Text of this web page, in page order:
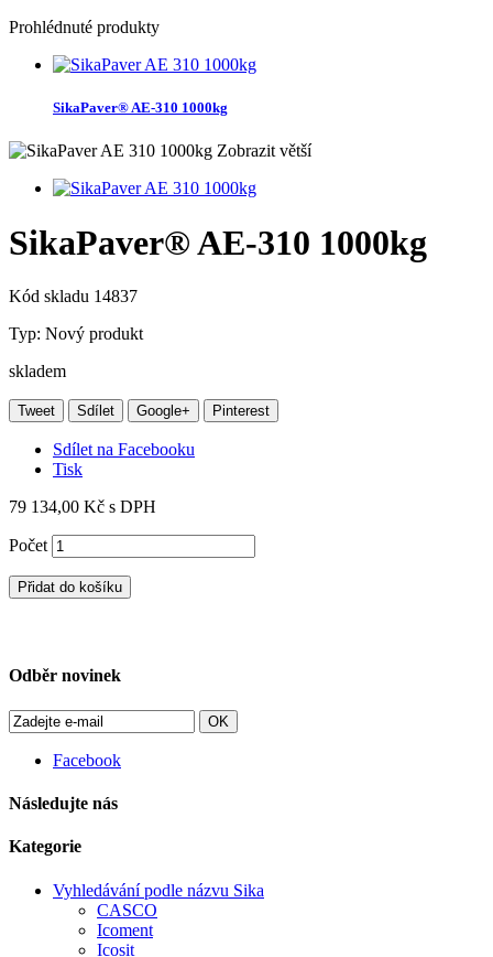
Prohlédnuté produkty
SikaPaver® AE-310 1000kg
Zobrazit větší
SikaPaver® AE-310 1000kg
Kód skladu 14837
Typ: Nový produkt
skladem
Tweet Sdílet Google+ Pinterest
Sdílet na Facebooku
Tisk
79 134,00 Kč s DPH
Počet
Přidat do košíku
Odběr novinek
OK
Facebook
Následujte nás
Kategorie
Vyhledávání podle názvu Sika
CASCO
Icoment
Icosit